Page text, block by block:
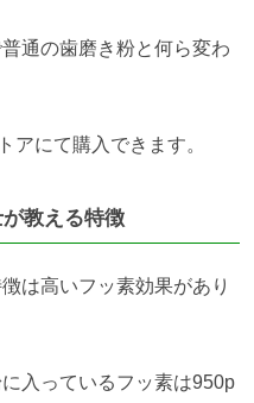
通の歯磨き粉と何ら変わ
アにて購入できます。
教える特徴
は高いフッ素効果があり
入っているフッ素は950p